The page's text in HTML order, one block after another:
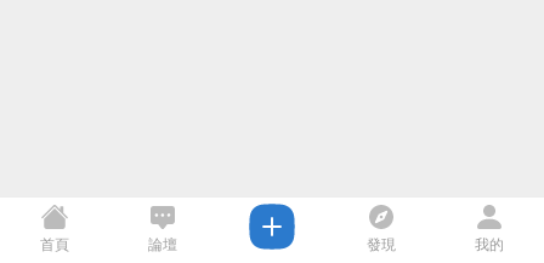
首頁 論壇 發現 我的